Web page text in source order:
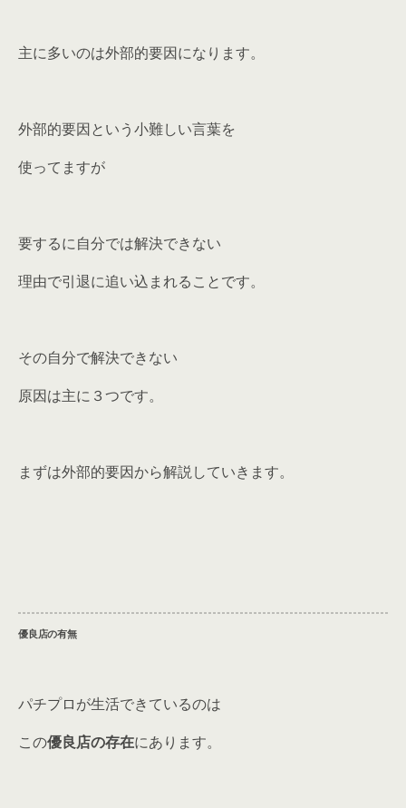
主に多いのは外部的要因になります。
外部的要因という小難しい言葉を
使ってますが
要するに自分では解決できない
理由で引退に追い込まれることです。
その自分で解決できない
原因は主に３つです。
まずは外部的要因から解説していきます。
優良店の有無
パチプロが生活できているのは
この優良店の存在にあります。